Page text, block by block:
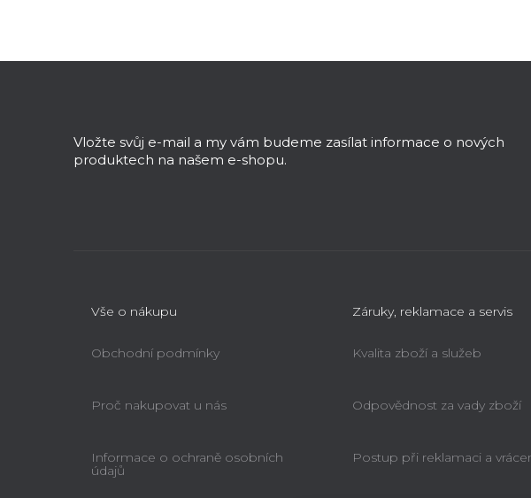
Vložte svůj e-mail a my vám budeme zasílat informace o nových
produktech na našem e-shopu.
Vše o nákupu
Obchodní podmínky
Proč nakupovat u nás
Informace o ochraně osobních
údajů
Záruky, reklamace a servis
Kvalita zboží a služeb
Odpovědnost za vady zboží
Postup při reklamaci a